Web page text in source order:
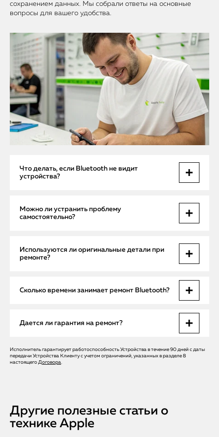
сохранением данных. Мы собрали ответы на основные
вопросы для вашего удобства.
Что делать, если Bluetooth не видит
устройства?
Причина может быть в настройках или аппаратных сбоях.
Перезагрузка и сброс настроек часто помогают, но при
Можно ли устранить проблему
самостоятельно?
обновлением iOS или сбросом настроек. Но при поломке
антенны или контроллера нужен профессиональный
Используются ли оригинальные детали при
ремонте?
Да, только оригинальные запчасти Apple гарантируют
надежность и полное восстановление работы Bluetooth.
Сколько времени занимает ремонт Bluetooth?
ремонт — от 1 до 3 рабочих дней.
Дается ли гарантия на ремонт?
Гарантия до 12 месяцев на все виды работ и замененные
детали.
Исполнитель гарантирует работоспособность Устройства в течение 90 дней с даты
передачи Устройства Клиенту с учетом ограничений, указанных в разделе 8
настоящего Договора.
Другие полезные статьи о
технике Apple